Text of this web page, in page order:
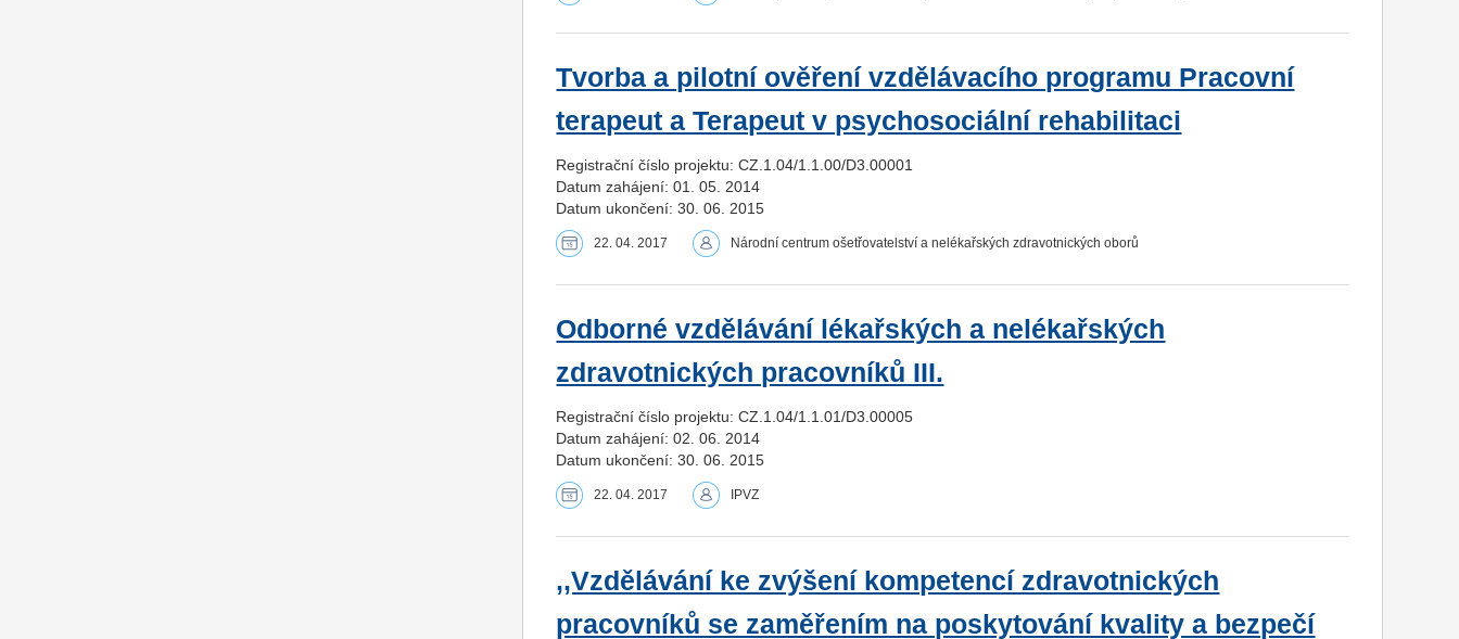
Tvorba a pilotní ověření vzdělávacího programu Pracovní
terapeut a Terapeut v psychosociální rehabilitaci
Registrační číslo projektu: CZ.1.04/1.1.00/D3.00001
Datum zahájení: 01. 05. 2014
Datum ukončení: 30. 06. 2015
22. 04. 2017 Národní centrum ošetřovatelství a nelékařských zdravotnických oborů
Odborné vzdělávání lékařských a nelékařských
zdravotnických pracovníků III.
Registrační číslo projektu: CZ.1.04/1.1.01/D3.00005
Datum zahájení: 02. 06. 2014
Datum ukončení: 30. 06. 2015
22. 04. 2017 IPVZ
,,Vzdělávání ke zvýšení kompetencí zdravotnických
pracovníků se zaměřením na poskytování kvality a bezpečí